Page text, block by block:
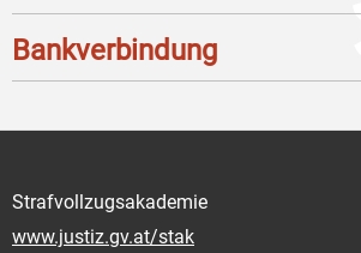
Bankverbindung
Strafvollzugsakademie
www.justiz.gv.at/stak